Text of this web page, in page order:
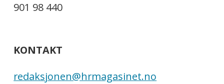
901 98 440
KONTAKT
redaksjonen@hrmagasinet.no